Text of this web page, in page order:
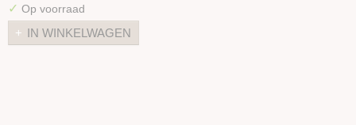
✓ Op voorraad
IN WINKELWAGEN